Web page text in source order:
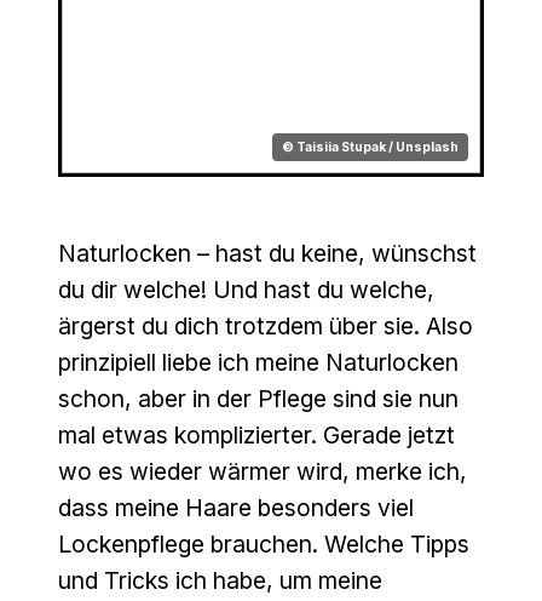
© Taisiia Stupak / Unsplash
Naturlocken – hast du keine, wünschst
du dir welche! Und hast du welche,
ärgerst du dich trotzdem über sie. Also
prinzipiell liebe ich meine Naturlocken
schon, aber in der Pflege sind sie nun
mal etwas komplizierter. Gerade jetzt
wo es wieder wärmer wird, merke ich,
dass meine Haare besonders viel
Lockenpflege brauchen. Welche Tipps
und Tricks ich habe, um meine